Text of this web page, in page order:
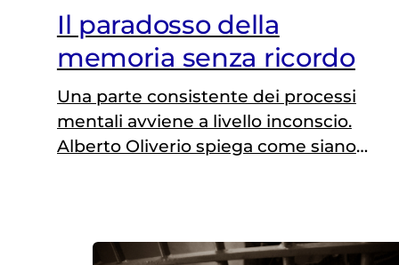
Il paradosso della
memoria senza ricordo
Una parte consistente dei processi
mentali avviene a livello inconscio.
Alberto Oliverio spiega come siano